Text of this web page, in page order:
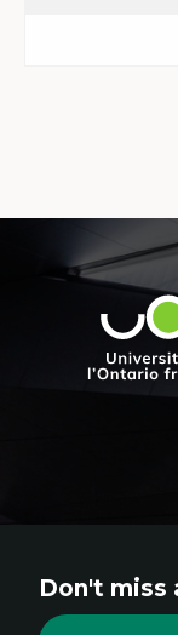
details
additional
information
Don't miss